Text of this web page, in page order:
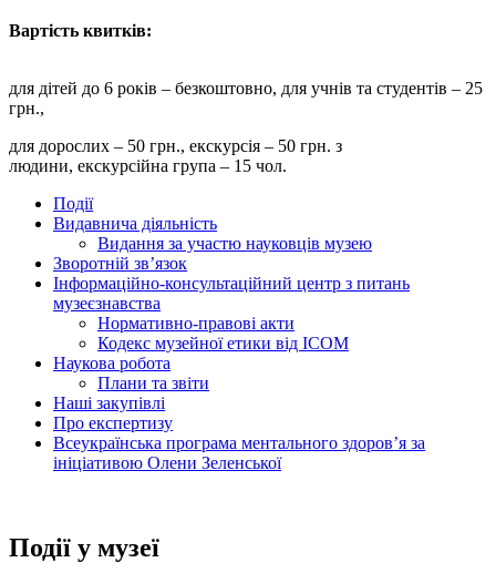
Вартість квитків:
для дітей до 6 років – безкоштовно, для учнів та студентів – 25
грн.,
для дорослих – 50 грн., екскурсія – 50 грн. з
людини, екскурсійна група – 15 чол.
Події
Видавнича діяльність
Видання за участю науковців музею
Зворотній зв’язок
Інформаційно-консультаційний центр з питань
музеєзнавства
Нормативно-правові акти
Кодекс музейної етики від ІСОМ
Наукова робота
Плани та звіти
Наші закупівлі
Про експертизу
Всеукраїнська програма ментального здоров’я за
ініціативою Олени Зеленської
Події у музеї